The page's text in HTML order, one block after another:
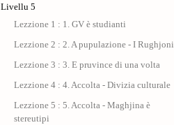
Livellu 5
Lezzione 1 : 1. GV è studianti
Lezzione 2 : 2. A pupulazione - I Rughjoni
Lezzione 3 : 3. E pruvince di una volta
Lezzione 4 : 4. Accolta - Divizia culturale
Lezzione 5 : 5. Accolta - Maghjina è
stereutipi